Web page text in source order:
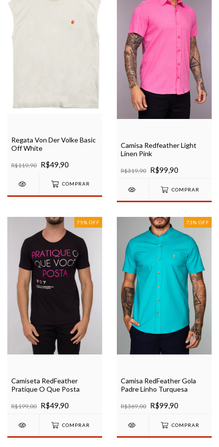
Regata Von Der Volke Basic
Off White
R$119,90 R$49,90
COMPRAR
Camisa Redfeather Light
Linen Pink
R$319,90 R$99,90
COMPRAR
75% OFF
Camiseta RedFeather
Pratique O Que Posta
R$199,00 R$49,90
COMPRAR
73% OFF
Camisa RedFeather Gola
Padre Linho Turquesa
R$369,00 R$99,90
COMPRAR